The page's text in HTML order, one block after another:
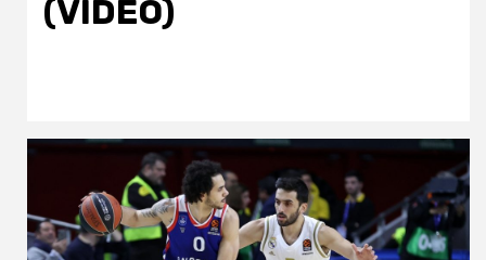
(VIDEO)